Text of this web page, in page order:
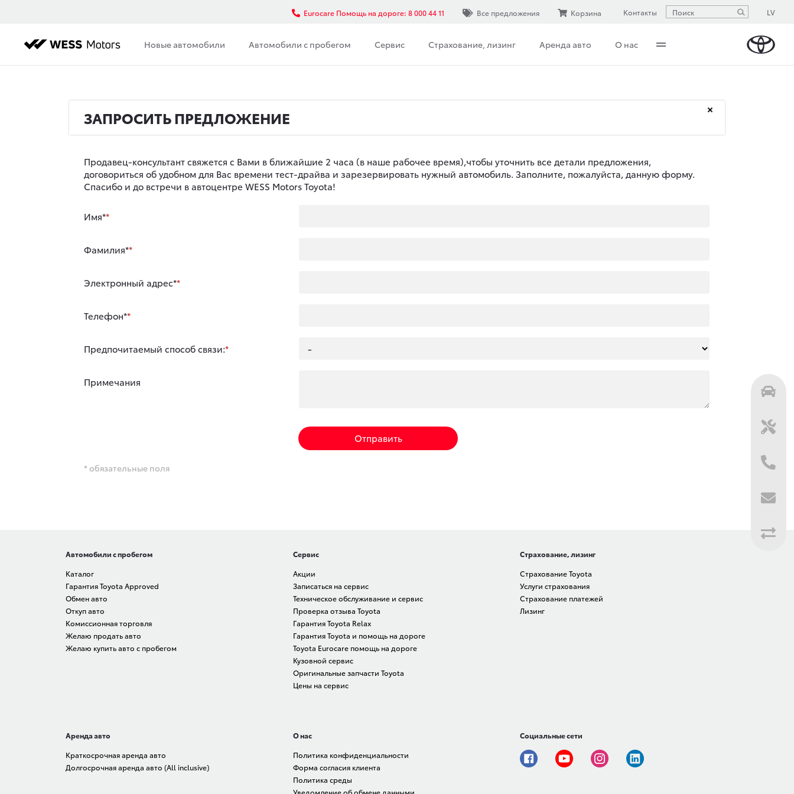
Новые автомобили Автомобили с пробегом Сервис Страхование, лизинг Аренда авто О нас
Eurocare Помощь на дороге: 8 000 44 11 Все предложения Корзина Контакты LV
ЗАПРОСИТЬ ПРЕДЛОЖЕНИЕ
Продавец-консультант свяжется с Вами в ближайшие 2 часа (в наше рабочее время),чтобы уточнить все детали предложения,
договориться об удобном для Вас времени тест-драйва и зарезервировать нужный автомобиль. Заполните, пожалуйста, данную форму.
Спасибо и до встречи в автоцентре WESS Motors Toyota!
Имя*
Фамилия*
Электронный адрес*
Телефон*
Предпочитаемый способ связи:
Примечания
Отправить
* обязательные поля
Автомобили с пробегом
Каталог
Гарантия Toyota Approved
Обмен авто
Откуп авто
Комиссионная торговля
Желаю продать авто
Желаю купить авто с пробегом
Сервис
Акции
Записаться на сервис
Техническое обслуживание и сервис
Проверка отзыва Toyota
Гарантия Toyota Relax
Гарантия Toyota и помощь на дороге
Toyota Eurocare помощь на дороге
Кузовной сервис
Оригинальные запчасти Toyota
Цены на сервис
Страхование, лизинг
Страхование Toyota
Услуги страхования
Страхование платежей
Лизинг
Аренда авто
Краткосрочная аренда авто
Долгосрочная аренда авто (All inclusive)
О нас
Политика конфиденциальности
Форма согласия клиента
Политика среды
Уведомление об обмене данными
Социальные сети
Facebook
YoutubeInstagram